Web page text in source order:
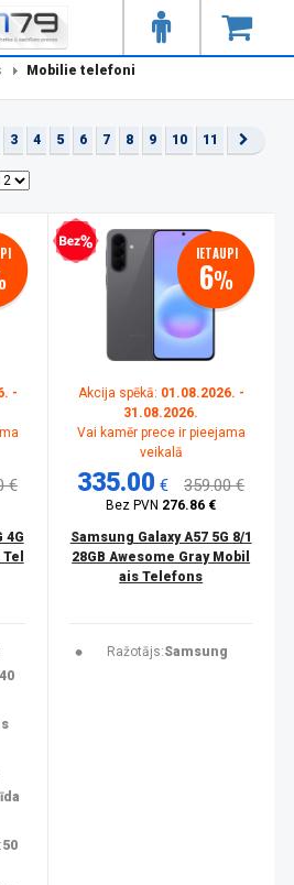
Mobilie telefoni
3 4 5 6 7 8 9 10 11
-
€
4G
50
Bezprocentu kredīts IETAUPI
6%
Akcija spēkā: 01.08.2026. -
31.08.2026.
Vai kamēr prece ir pieejama
veikalā
335.00 € 359.00 €
Bez PVN 276.86 €
Samsung Galaxy A57 5G 8/1
28GB Awesome Gray Mobil
ais Telefons
Ražotājs:Samsung